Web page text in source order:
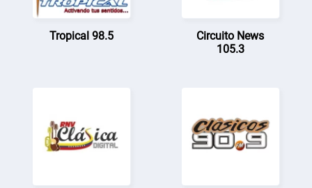
Tropical 98.5
Circuito News
105.3